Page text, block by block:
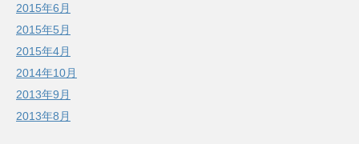
2015年6月
2015年5月
2015年4月
2014年10月
2013年9月
2013年8月